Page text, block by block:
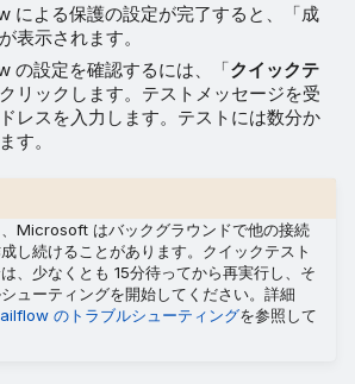
による保護の設定が完了すると、「成
表示されます。
の設定を確認するには、「クイックテ
リックします。テストメッセージを受
レスを入力します。テストには数分か
す。
Microsoft はバックグラウンドで他の接続
し続けることがあります。クイックテスト
、少なくとも 15分待ってから再実行し、そ
ューティングを開始してください。詳細
のトラブルシューティングを参照して